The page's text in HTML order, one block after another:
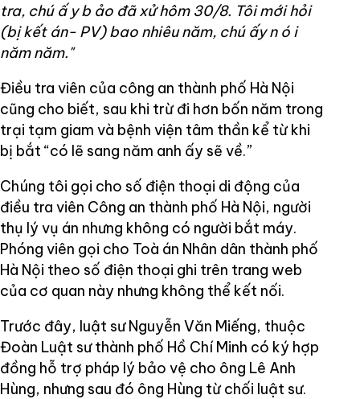
tra, chú ấ y b ảo đã xử hôm 30/8. Tôi mới hỏi
(bị kết án- PV) bao nhiêu năm, chú ấy n ó i
năm năm."
Điều tra viên của công an thành phố Hà Nội
cũng cho biết, sau khi trừ đi hơn bốn năm trong
trại tạm giam và bệnh viện tâm thần kể từ khi
bị bắt “có lẽ sang năm anh ấy sẽ về.”
Chúng tôi gọi cho số điện thoại di động của
điều tra viên Công an thành phố Hà Nội, người
thụ lý vụ án nhưng không có người bắt máy.
Phóng viên gọi cho Toà án Nhân dân thành phố
Hà Nội theo số điện thoại ghi trên trang web
của cơ quan này nhưng không thể kết nối.
Trước đây, luật sư Nguyễn Văn Miếng, thuộc
Đoàn Luật sư thành phố Hồ Chí Minh có ký hợp
đồng hỗ trợ pháp lý bảo vệ cho ông Lê Anh
Hùng, nhưng sau đó ông Hùng từ chối luật sư.